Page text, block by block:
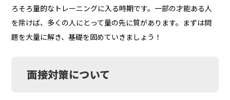
ろそろ量的なトレーニングに入る時期です。一部の才能ある人
を除けば、多くの人にとって量の先に質があります。まずは問
題を大量に解き、基礎を固めていきましょう！
面接対策について